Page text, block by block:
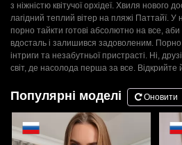
з ніжністю квітучої орхідеї. Хвиля нового
лагідний теплий вітер на пляжі Паттайї.
порно тайкти готові абсолютно на все,
вдосталь і залишився задоволеним.
інтриги та незабутньої пристрасті. Ні,
світ, де насолода перша за все. Відкрийте
Популярні моделі Оновити